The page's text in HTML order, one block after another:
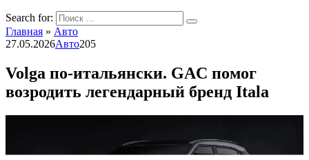
Search for:
Главная » Авто
27.05.2026Авто205
Volga по-итальянски. GAC помог
возродить легендарный бренд Itala